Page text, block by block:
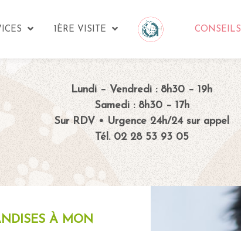
1ÈRE VISITE CONSEILS
Lundi – Vendredi : 8h30 – 19h
Samedi : 8h30 – 17h
Sur RDV • Urgence 24h/24 sur appel
Tél. 02 28 53 93 05
À MON